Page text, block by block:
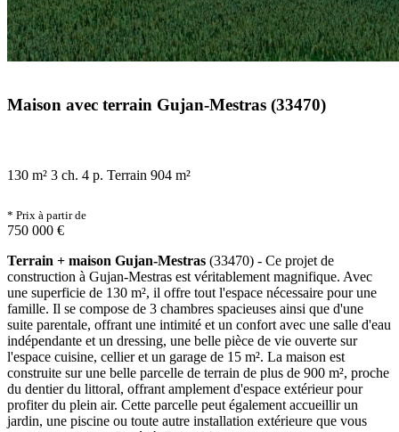
Maison avec terrain Gujan-Mestras (33470)
130 m² 3 ch. 4 p. Terrain 904 m²
* Prix à partir de
750 000 €
Terrain + maison Gujan-Mestras (33470) - Ce projet de
construction à Gujan-Mestras est véritablement magnifique. Avec
une superficie de 130 m², il offre tout l'espace nécessaire pour une
famille. Il se compose de 3 chambres spacieuses ainsi que d'une
suite parentale, offrant une intimité et un confort avec une salle d'eau
indépendante et un dressing, une belle pièce de vie ouverte sur
l'espace cuisine, cellier et un garage de 15 m². La maison est
construite sur une belle parcelle de terrain de plus de 900 m², proche
du dentier du littoral, offrant amplement d'espace extérieur pour
profiter du plein air. Cette parcelle peut également accueillir un
jardin, une piscine ou toute autre installation extérieure que vous